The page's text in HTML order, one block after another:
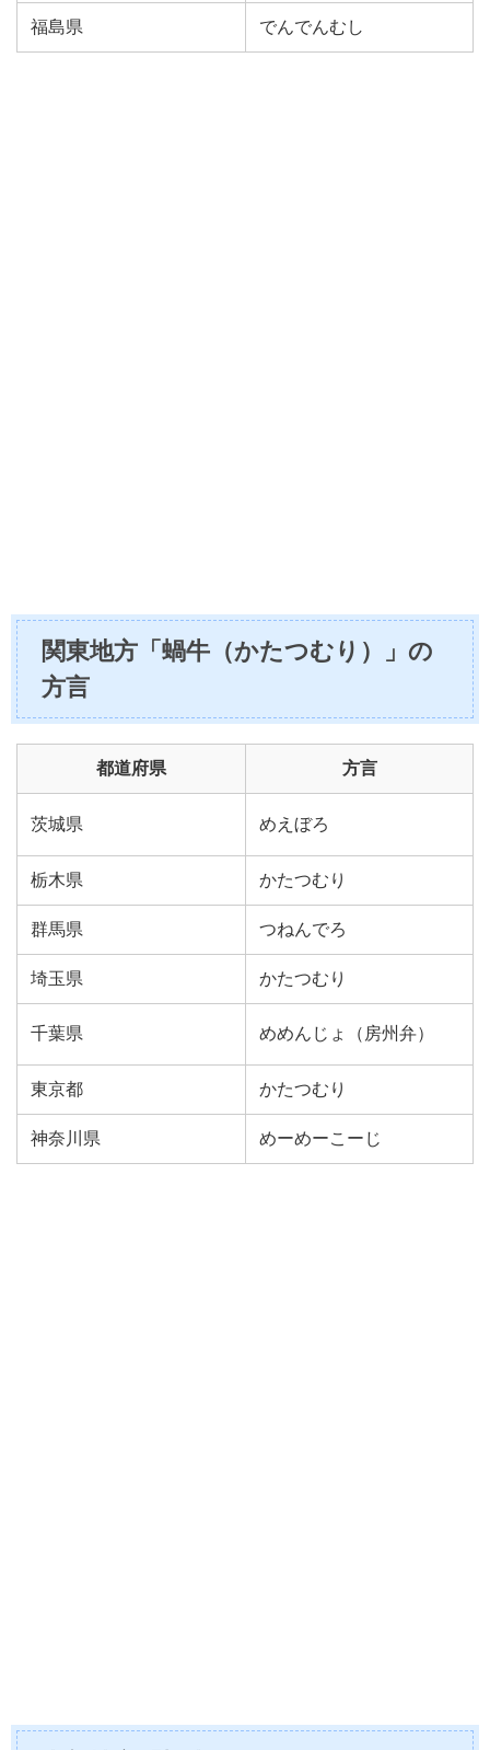
福島県 でんでんむし
関東地方「蝸牛（かたつむり）」の
方言
都道府県 方言
茨城県 めえぼろ
栃木県 かたつむり
群馬県 つねんでろ
埼玉県 かたつむり
千葉県 めめんじょ（ 房州弁）
東京都 かたつむり
神奈川県 めーめーこーじ